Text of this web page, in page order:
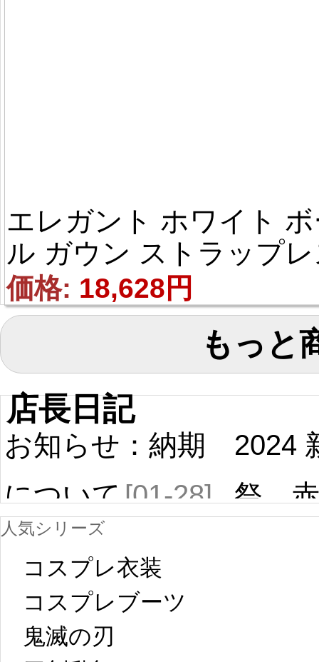
エレガント ホワイト
ル ガウン ストラップ
サテン オーガンザ ポ
ー フラワー フロアレ
ス ウェディングドレス
価格: 18,628円
もっと
店長日記
お知らせ：納期
について[01-28]
中国旧正月の影
響で2024年2月5
日から工場生産
2024
祭 赤
人気シリーズ
コスプレ衣装
コスプレブーツ
鬼滅の刃